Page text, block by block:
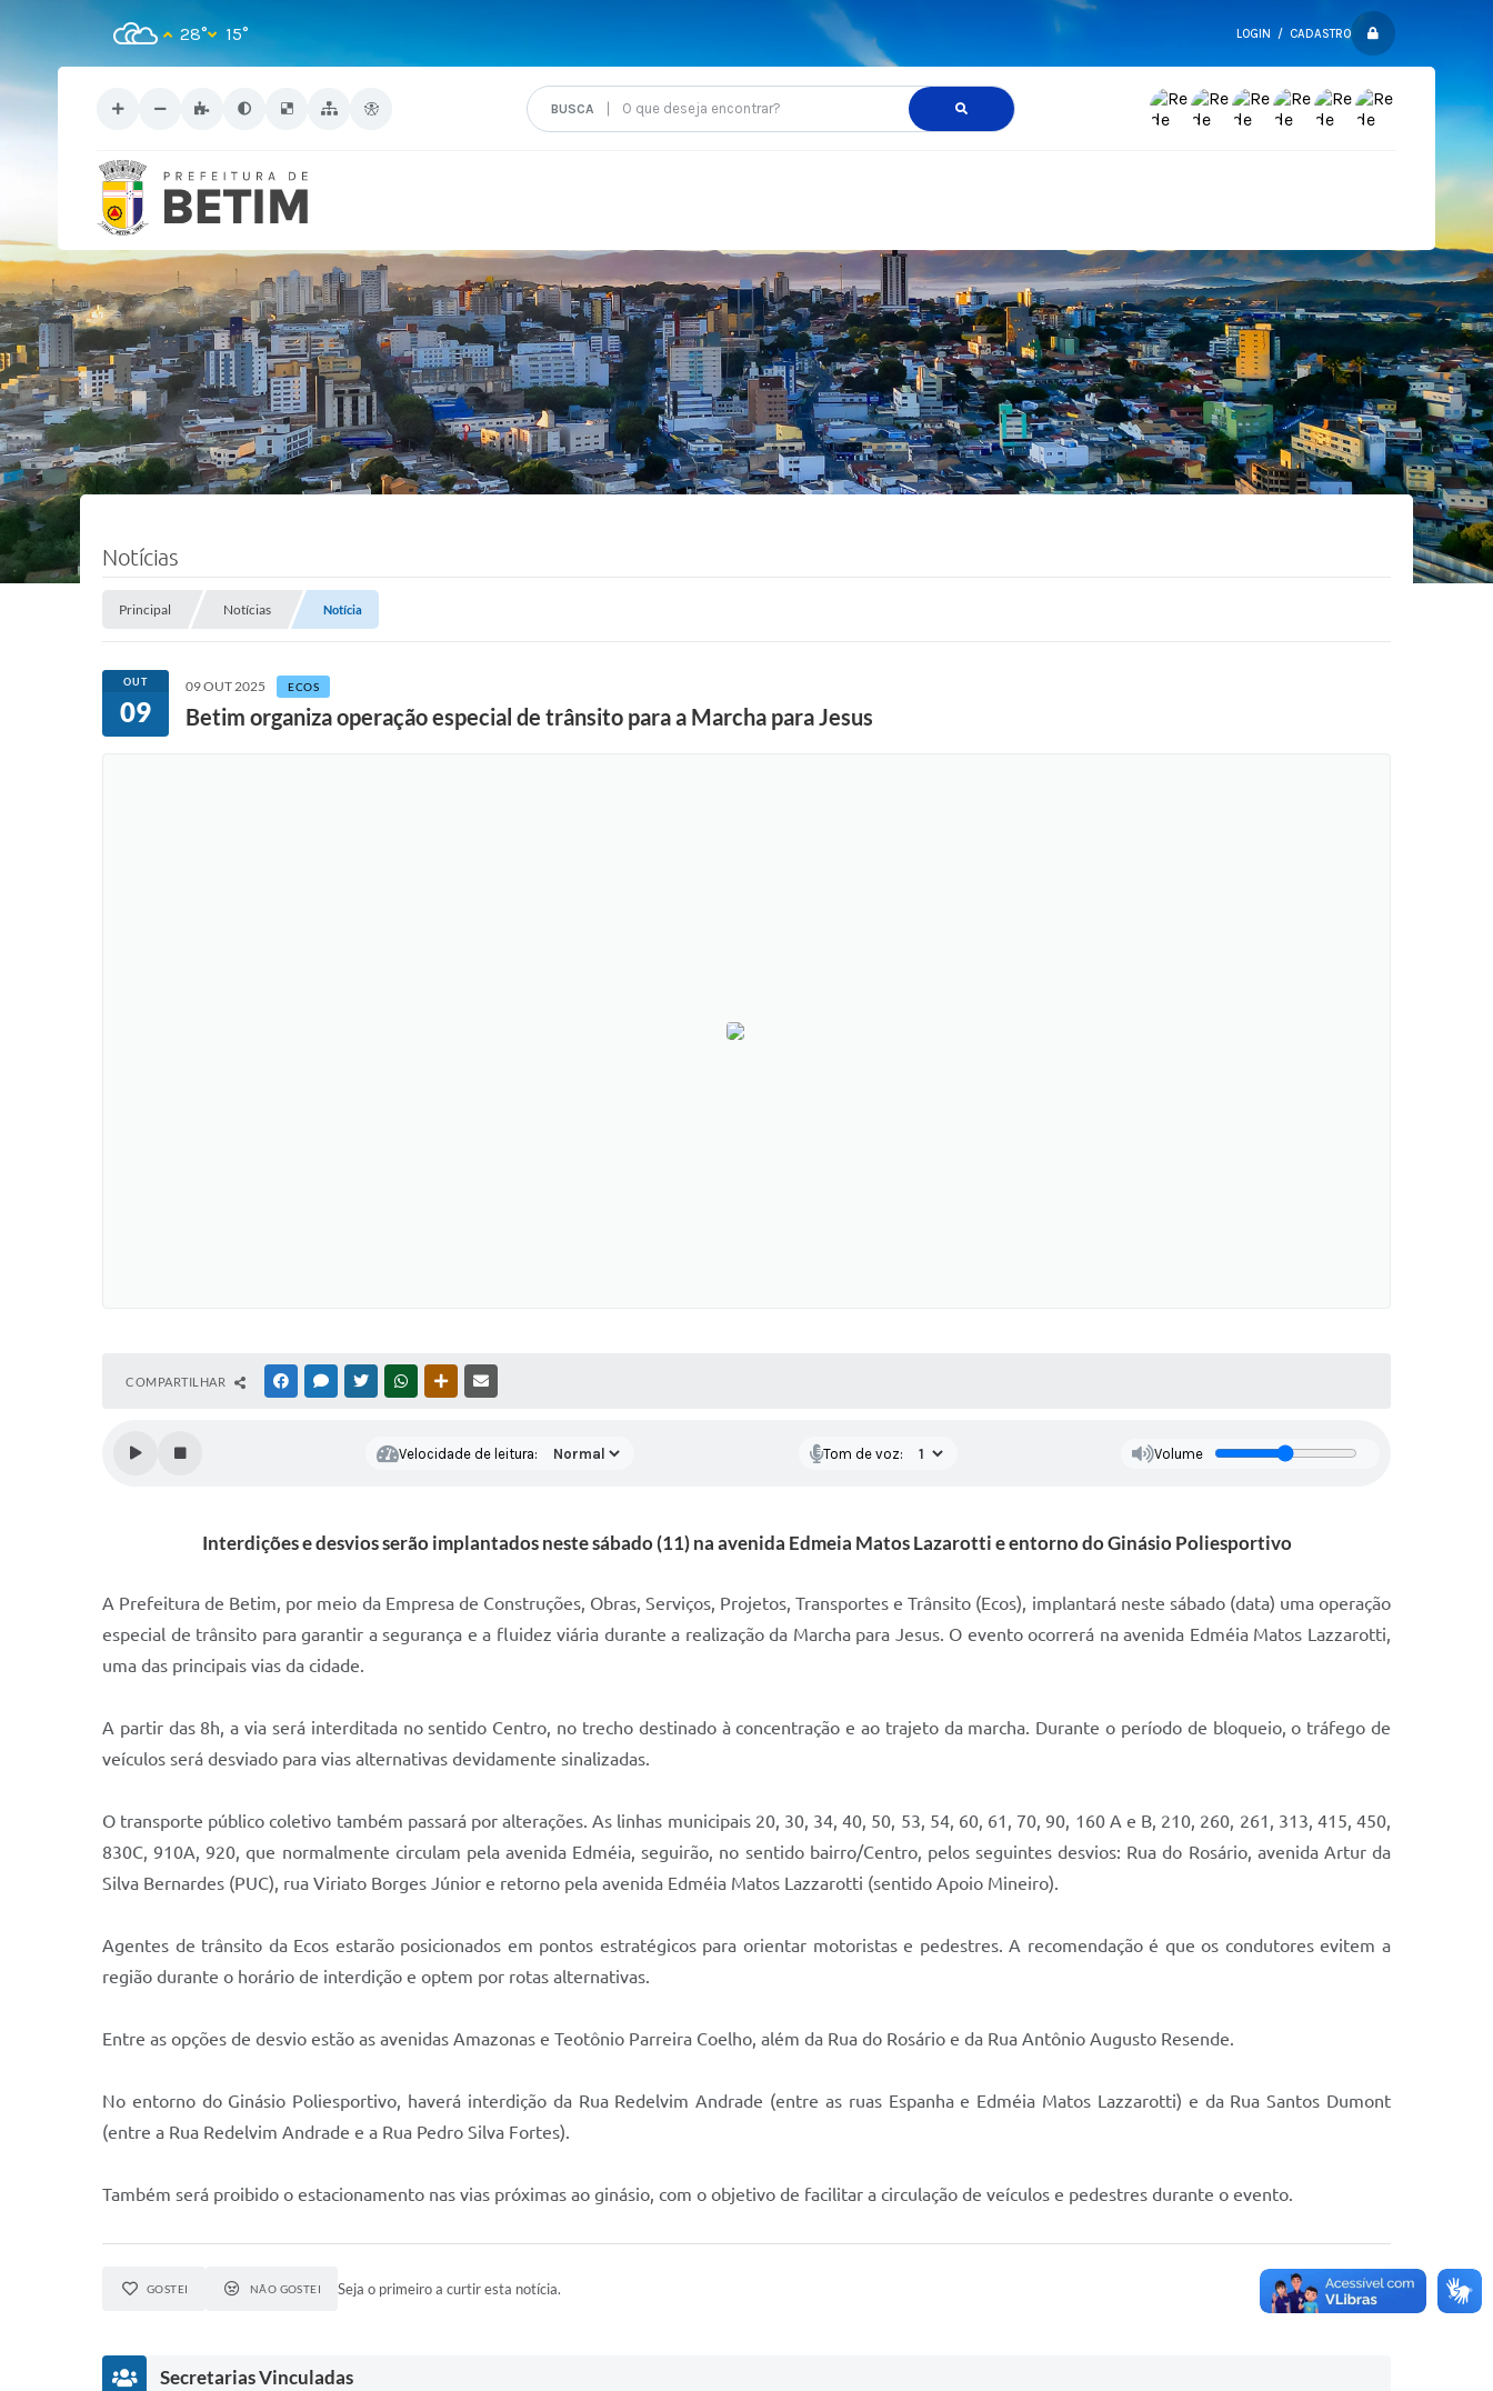
LOGIN / CADASTRO
O que deseja encontrar?
28° 15°
Notícias
Principal Notícias Notícia
OUT
09
09 OUT 2025 ECOS
Betim organiza operação especial de trânsito para a Marcha para Jesus
COMPARTILHAR FACEBOOKMESSENGER
TWITTERWHATSAPPOUTRAS MÍDIAS
Velocidade de leitura: Tom de voz: Volume
Interdições e desvios serão implantados neste sábado (11) na avenida Edmeia Matos Lazarotti e entorno do Ginásio Poliesportivo
A Prefeitura de Betim, por meio da Empresa de Construções, Obras, Serviços, Projetos, Transportes e Trânsito (Ecos), implantará neste sábado (data) uma operação
especial de trânsito para garantir a segurança e a fluidez viária durante a realização da Marcha para Jesus. O evento ocorrerá na avenida Edméia Matos Lazzarotti,
uma das principais vias da cidade.
A partir das 8h, a via será interditada no sentido Centro, no trecho destinado à concentração e ao trajeto da marcha. Durante o período de bloqueio, o tráfego de
veículos será desviado para vias alternativas devidamente sinalizadas.
O transporte público coletivo também passará por alterações. As linhas municipais 20, 30, 34, 40, 50, 53, 54, 60, 61, 70, 90, 160 A e B, 210, 260, 261, 313, 415, 450,
830C, 910A, 920, que normalmente circulam pela avenida Edméia, seguirão, no sentido bairro/Centro, pelos seguintes desvios: Rua do Rosário, avenida Artur da
Silva Bernardes (PUC), rua Viriato Borges Júnior e retorno pela avenida Edméia Matos Lazzarotti (sentido Apoio Mineiro).
Agentes de trânsito da Ecos estarão posicionados em pontos estratégicos para orientar motoristas e pedestres. A recomendação é que os condutores evitem a
região durante o horário de interdição e optem por rotas alternativas.
Entre as opções de desvio estão as avenidas Amazonas e Teotônio Parreira Coelho, além da Rua do Rosário e da Rua Antônio Augusto Resende.
No entorno do Ginásio Poliesportivo, haverá interdição da Rua Redelvim Andrade (entre as ruas Espanha e Edméia Matos Lazzarotti) e da Rua Santos Dumont
(entre a Rua Redelvim Andrade e a Rua Pedro Silva Fortes).
Também será proibido o estacionamento nas vias próximas ao ginásio, com o objetivo de facilitar a circulação de veículos e pedestres durante o evento.
GOSTEI NÃO GOSTEI Seja o primeiro a curtir esta notícia.
Secretarias Vinculadas